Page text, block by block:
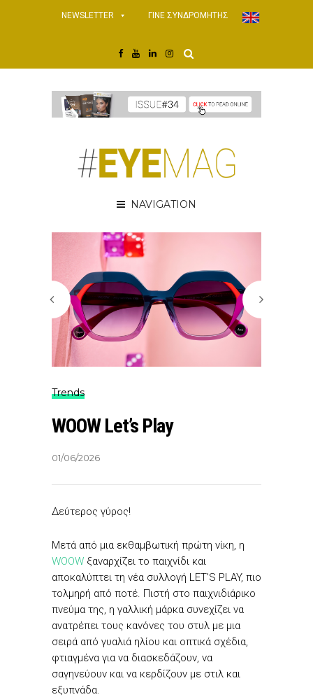
NEWSLETTER ΓΙΝΕ ΣΥΝΔΡΟΜΗΤΗΣ
NAVIGATION
Trends
WOOW Let’s Play
01/06/2026
Δεύτερος γύρος!
Μετά από μια εκθαμβωτική πρώτη νίκη, η
WOOW ξαναρχίζει το παιχνίδι και
αποκαλύπτει τη νέα συλλογή LET’S PLAY, πιο
τολμηρή από ποτέ. Πιστή στο παιχνιδιάρικο
πνεύμα της, η γαλλική μάρκα συνεχίζει να
ανατρέπει τους κανόνες του στυλ με μια
σειρά από γυαλιά ηλίου και οπτικά σχέδια,
φτιαγμένα για να διασκεδάζουν, να
σαγηνεύουν και να κερδίζουν με στιλ και
εξυπνάδα.